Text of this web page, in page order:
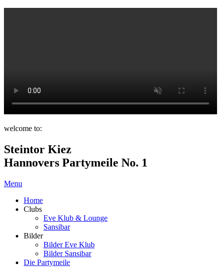
welcome to:
Steintor Kiez
Hannovers Partymeile No. 1
Menu
Home
Clubs
Eve Klub & Lounge
Sansibar
Bilder
Bilder Eve Klub
Bilder Sansibar
Die Partymeile